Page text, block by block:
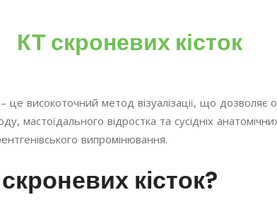
КТ скроневих кісток
– це високоточний метод візуалізації, що
мастоїдального відростка та сусідніх
випромінювання.
кісток?